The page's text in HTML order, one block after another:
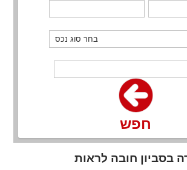
חפש
בסביון חובה לראות